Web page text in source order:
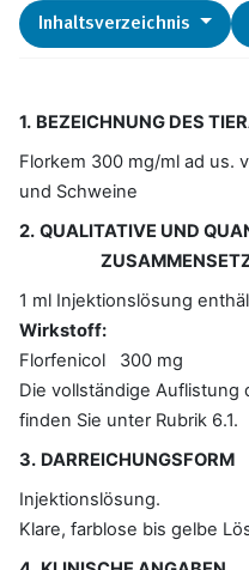
Inhaltsverzeichnis